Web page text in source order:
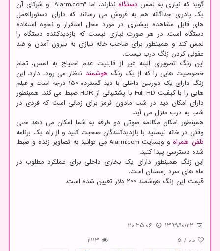
گوید که نیازی به لمس دستگاه
ندارند، اما "Alarm.com" و شرکای آن
یک پادری جداگانه هم به فروش می رسانند که دارای دستورالعمل
های قابل مشاهده بیشتری در مورد محل استقرار و نحوه استفاده
دستگاه است. در هر صورت نیازی نیست که بازدیدکننده دستگاه را
لمس کند و همینطور برای صاحب خانه نیازی به بیرون آمدن و ضد
عفونی کردن زنگ درب نیست.
این زنگ تصویری البته غیر از قابلیت عدم احتیاج به لمس، تمام
خصوصیت هایی را که از یک زنگ هوشمند انتظار می رود، دارد. این
زنگ دارای یک دوربین داخلی با دید گسترده ۱۵۰ درجه است و فیلم
هایی را با کیفیت Full HD با پشتیبانی از HDR ضبط می کند. همینطور
دارای امکان دید در شب مادون قرمز برای زمانی است که فردی در
شب به درب منزل می آید.
همینطور امکان مکالمه صوتی دو طرفه به شما امکان می دهد حتی
وقتی در خانه نیستید با بازدیدکنندگان صحبت کنید و از راه یک برنامه
تلفن همراه
و وبسایت Alarm.com می توانید به تصاویر زنده و ضبط
شده دسترسی پیدا کنید.
این زنگ همینطور دارای یک بخاری داخلی برای عملکرد مطلوب در
ماه های سرد زمستان است.
قیمت این زنگ هوشمند ۲۰۰ دلار تعیین شده است.
1399/10/23
20:35:06
0.0
/
5
2113